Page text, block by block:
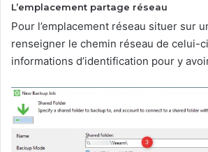
L’emplacement partage réseau
Pour l’emplacement réseau situer sur
renseigner le chemin réseau de celui-
informations d’identification pour y